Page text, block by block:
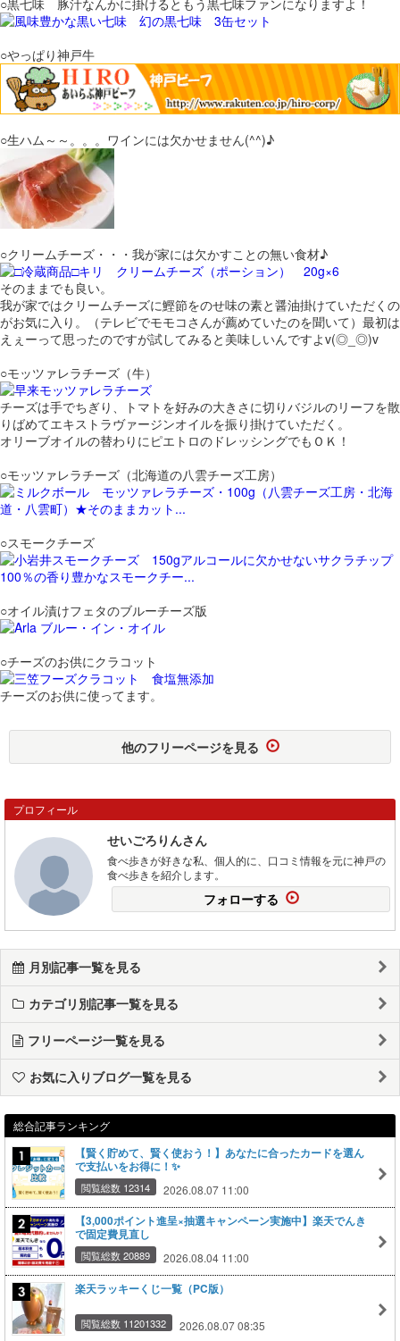
○やっぱり神戸牛
○生ハム～～。。。ワインには欠かせません(^^)♪
○クリームチーズ・・・我が家には欠かすことの無い食材♪
そのままでも良い。
我が家ではクリームチーズに鰹節をのせ味の素と醤油掛けていただくの
がお気に入り。（テレビでモモコさんが薦めていたのを聞いて）最初は
えぇーって思ったのですが試してみると美味しいんですよv(◎_◎)v
○モッツァレラチーズ（牛）
チーズは手でちぎり、トマトを好みの大きさに切りバジルのリーフを散
りばめてエキストラヴァージンオイルを振り掛けていただく。
オリーブオイルの替わりにピエトロのドレッシングでもＯＫ！
○モッツァレラチーズ（北海道の八雲チーズ工房）
○スモークチーズ
○オイル漬けフェタのブルーチーズ版
○チーズのお供にクラコット
チーズのお供に使ってます。
他のフリーページを見る
プロフィール
せいごろりんさん
食べ歩きが好きな私、個人的に、口コミ情報を元に神戸の
食べ歩きを紹介します。
フォローする
月別記事一覧を見る
カテゴリ別記事一覧を見る
フリーページ一覧を見る
お気に入りブログ一覧を見る
総合記事ランキング
【賢く貯めて、賢く使おう！】あなたに合ったカードを選ん
で支払いをお得に！✨
閲覧総数 12314 2026.08.07 11:00
【3,000ポイント進呈×抽選キャンペーン実施中】楽天でんき
で固定費見直し
閲覧総数 20889 2026.08.04 11:00
楽天ラッキーくじ一覧（PC版）
閲覧総数 11201332 2026.08.07 08:35